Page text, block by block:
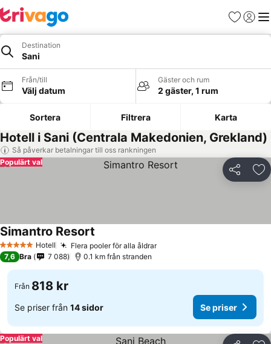
Favoriter
Logga
Destination
Sani
Från/till
Välj datum
Gäster och rum
2 gäster, 1 rum
Sortera Filtrera Karta
Hotell i Sani (Centrala Makedonien, Grekland)
Så påverkar betalningar till oss rankningen
Dela
Populärt val
5 Stjärnor Hotell Flera pooler för alla åldrar
Simantro Resort
7,6 Bra 7 088 0.1 km från stranden
Från 818 kr
Se priser från 14 sidor Se priser
Populärt val